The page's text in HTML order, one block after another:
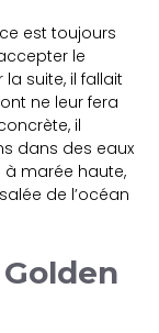
est toujours
le
suite, il fallait
ne leur fera
il
dans des eaux
à marée haute,
de l’océan